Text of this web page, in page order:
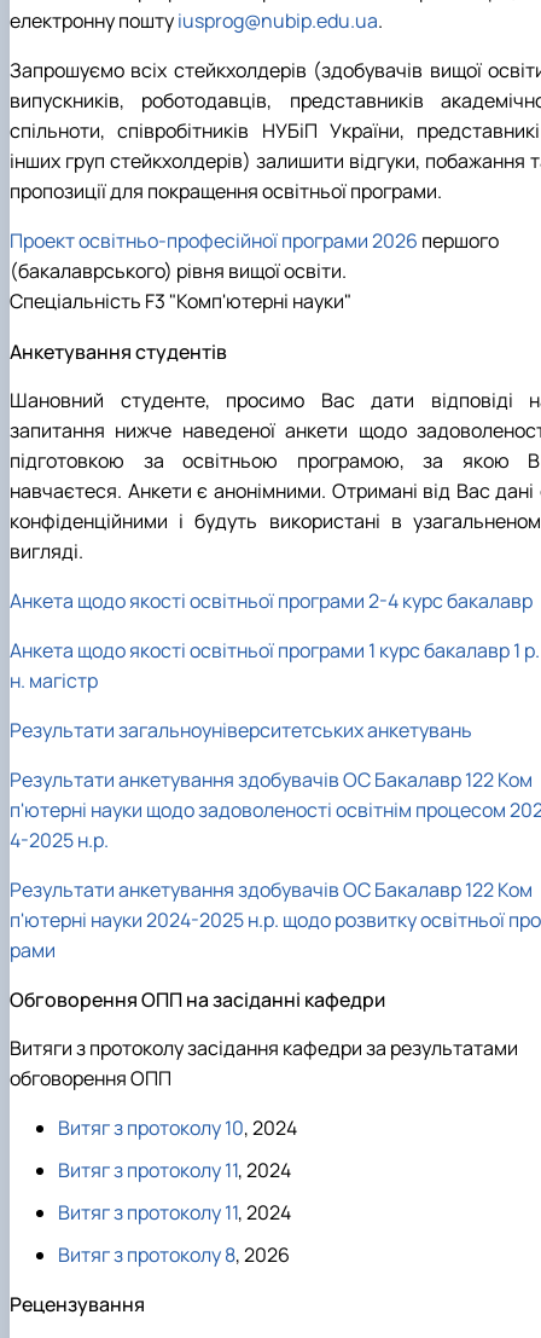
електронну поштуiusprog@nubip.edu.ua.
Запрошуємо всіх стейкхолдерів (здобувачів вищої
випускників, роботодавців, представників
спільноти, співробітників НУБіП України,
інших груп стейкхолдерів) залишити відгуки, побажання
пропозиції для покращення освітньої програми.
Проект освітньо-професійної програми 2026 першого
(бакалаврського) рівня вищої освіти.
Спеціальність F3 "Комп'ютерні науки"
Анкетування студентів
Шановний студенте, просимо Вас дати відповіді
запитання нижче наведеної анкети щодо
підготовкою за освітньою програмою, за якою
навчаєтеся. Анкети є анонімними. Отримані від Вас дані
конфіденційними і будуть використані в
вигляді.
Анкета щодо якості освітньої програми 2-4 курс бакалавр
Анкета щодо якості освітньої програми 1 курс бакалавр 1 р.
н. магістр
Результати загальноуніверситетських анкетувань
Результати анкетування здобувачів ОС Бакалавр 122 Ком
п'ютерні науки щодо задоволеності освітнім процесом
4-2025 н.р.
Результати анкетування здобувачів ОС Бакалавр 122 Ком
п'ютерні науки 2024-2025 н.р. щодо розвитку освітньої
рами
Обговорення ОПП на засіданні кафедри
Витяги з протоколу засідання кафедри за результатами
обговорення ОПП
Витяг з протоколу 10, 2024
Витяг з протоколу 11, 2024
Витяг з протоколу 11, 2024
Витяг з протоколу 8, 2026
Рецензування